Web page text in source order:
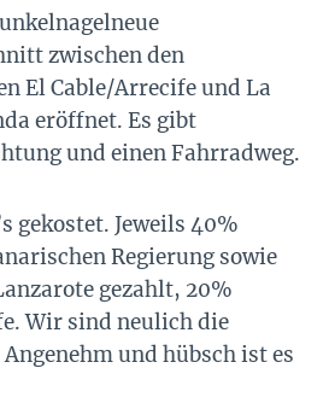
zwischen den
El Cable/Arrecife und La
eröffnet. Es gibt
und einen Fahrradweg.
gekostet. Jeweils 40%
Regierung sowie
gezahlt, 20%
Wir sind neulich die
Angenehm und hübsch ist es